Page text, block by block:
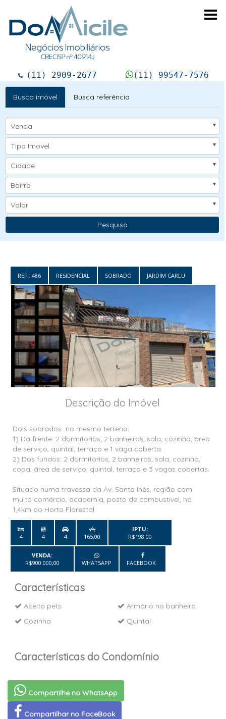
(11) 2909-2677 (11) 99547-7576
Busca imóvel Busca referência
Venda
Tipo Imovel
Cidade
Bairro
Valor
Pesquisa
REF.: 486 RESIDENCIAL SOBRADO JARDIM CARLU
Descrição do Imóvel
Dois sobrados  no mesmo terreno:
1) Da frente: 2 dormitórios, 2 banheiros, sala, cozinha, área
de serviço, quintal, terraço e 1 vaga coberta.
2) Dos fundos: 2 dormitórios, 2 banheiros, sala, cozinha,
copa, área de serviço, quintal, terraço e 3 vagas cobertas.
Situado numa travessa da Av. Santa Inês, região com
muito comércio, academia, posto de combustível, há
1,4km do Horto Florestal.
4

4 4

165,00
IPTU:
R$198,00
VENDA:
R$900.000,00
WHATSAPP FACEBOOK
Características
Aceita pets
Armário no banheiro
Cozinha
Quintal
Características do Condomínio
Compartilhe no WhatsApp
Compartilhar no FaceBook